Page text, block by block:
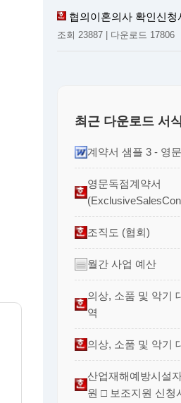
협의이혼의사 확인신청
조회 23887 | 다운로드 17806
최근 다운로드 서식
계약서 샘플 3 - 영문
영문독점계약서
조직도 (협회)
월간 사업 예산
의상, 소품 및 악기
역
의상, 소품 및 악기
산업재해예방시설
원 □ 보조지원 신청